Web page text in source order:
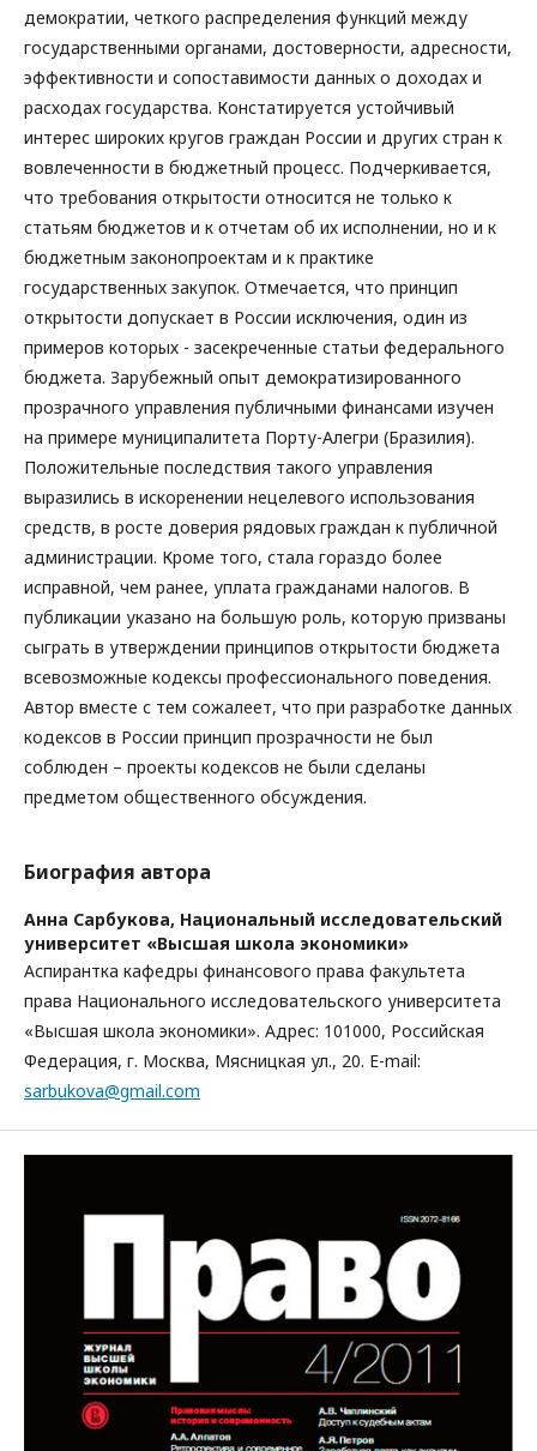
демократии, четкого распределения функций между
государственными органами, достоверности, адресности,
эффективности и сопоставимости данных о доходах и
расходах государства. Констатируется устойчивый
интерес широких кругов граждан России и других стран к
вовлеченности в бюджетный процесс. Подчеркивается,
что требования открытости относится не только к
статьям бюджетов и к отчетам об их исполнении, но и к
бюджетным законопроектам и к практике
государственных закупок. Отмечается, что принцип
открытости допускает в России исключения, один из
примеров которых - засекреченные статьи федерального
бюджета. Зарубежный опыт демократизированного
прозрачного управления публичными финансами изучен
на примере муниципалитета Порту-Алегри (Бразилия).
Положительные последствия такого управления
выразились в искоренении нецелевого использования
средств, в росте доверия рядовых граждан к публичной
администрации. Кроме того, стала гораздо более
исправной, чем ранее, уплата гражданами налогов. В
публикации указано на большую роль, которую призваны
сыграть в утверждении принципов открытости бюджета
всевозможные кодексы профессионального поведения.
Автор вместе с тем сожалеет, что при разработке данных
кодексов в России принцип прозрачности не был
соблюден – проекты кодексов не были сделаны
предметом общественного обсуждения.
Биография автора
Анна Сарбукова, Национальный исследовательский
университет «Высшая школа экономики»
Аспирантка кафедры финансового права факультета
права Национального исследовательского университета
«Высшая школа экономики». Адрес: 101000, Российская
Федерация, г. Москва, Мясницкая ул., 20. E-mail:
sarbukova@gmail.com